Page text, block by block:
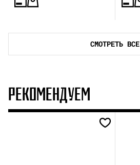
СМОТРЕТЬ ВСЕ
РЕКОМЕНДУЕМ